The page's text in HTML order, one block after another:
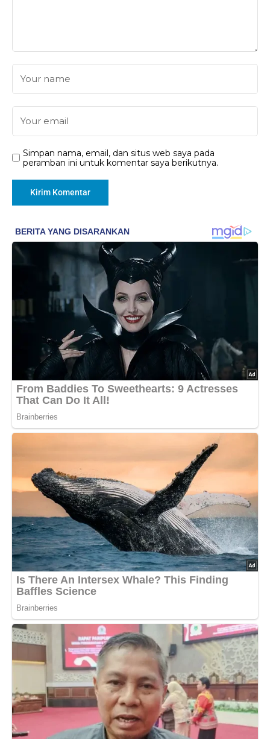
Simpan nama, email, dan situs web saya pada
peramban ini untuk komentar saya berikutnya.